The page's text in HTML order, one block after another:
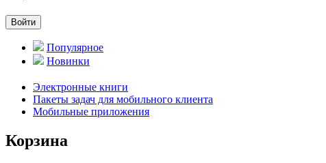
Войти
Популярное
Новинки
Электронные книги
Пакеты задач для мобильного клиента
Мобильные приложения
Корзина